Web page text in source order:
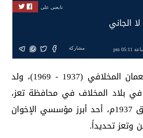
تابعنى على
الجاني
مشاركة
عبده محمد علي نعمان المخلافي (1937 - 1969)، ولد
بلاد المخلاف في محافظة تعز،
عام 1356هـ الموافق 1937م، أحد أبرز مؤسسي الإخوان
وتعز تحديداً.